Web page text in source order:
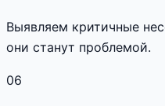
Выявляем критичные
они станут проблемой.
06